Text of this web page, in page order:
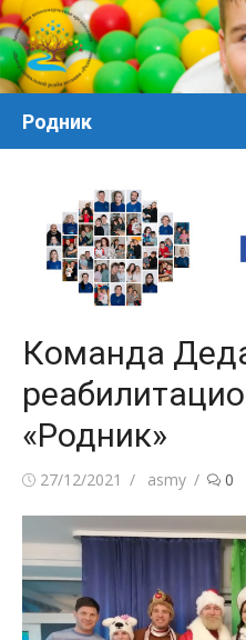
Перейти
к
контенту
Родник
Команда
«Родник»
Posted
27/12/2021 Author
asmy 0